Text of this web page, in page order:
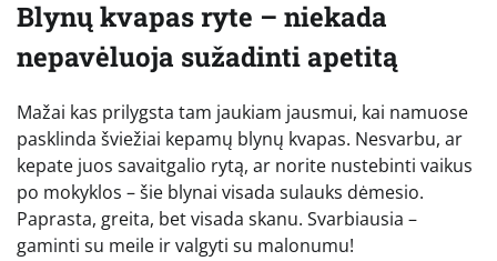
Blynų kvapas ryte – niekada
nepavėluoja sužadinti apetitą
Mažai kas prilygsta tam jaukiam jausmui, kai namuose
pasklinda šviežiai kepamų blynų kvapas. Nesvarbu, ar
kepate juos savaitgalio rytą, ar norite nustebinti vaikus
po mokyklos – šie blynai visada sulauks dėmesio.
Paprasta, greita, bet visada skanu. Svarbiausia –
gaminti su meile ir valgyti su malonumu!